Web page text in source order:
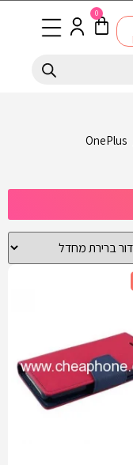
0
OnePlus